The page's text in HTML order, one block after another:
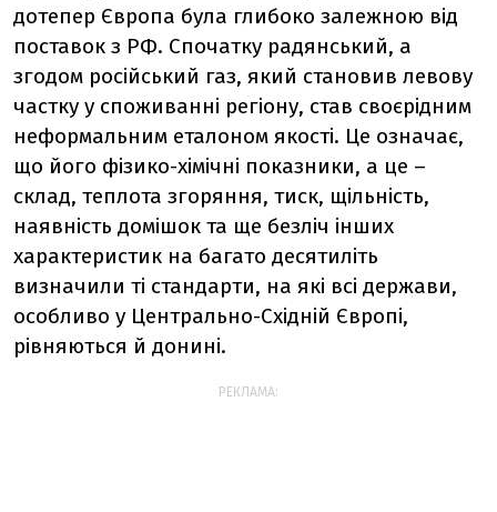
дотепер Європа була глибоко залежною від
поставок з РФ. Спочатку радянський, а
згодом російський газ, який становив левову
частку у споживанні регіону, став своєрідним
неформальним еталоном якості. Це означає,
що його фізико-хімічні показники, а це –
склад, теплота згоряння, тиск, щільність,
наявність домішок та ще безліч інших
характеристик на багато десятиліть
визначили ті стандарти, на які всі держави,
особливо у Центрально-Східній Європі,
рівняються й донині.
РЕКЛАМА: